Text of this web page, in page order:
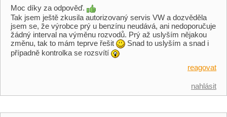
Moc díky za odpověď.
Tak jsem ještě zkusila autorizovaný servis VW a dozvěděla
jsem se, že výrobce prý u benzínu neudává, ani nedoporučuje
žádný interval na výměnu rozvodů. Prý až uslyším nějakou
změnu, tak to mám teprve řešit
Snad to uslyším a snad i
případně kontrolka se rozsvítí
reagovat
nahlásit